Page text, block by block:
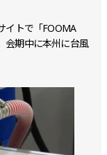
イトで「FOOMA
会期中に本州に台風